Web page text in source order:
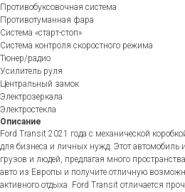
Противобуксовочная система
Противотуманная фара
Система «старт-стоп»
Система контроля скоростного режима
Тюнер/радио
Усилитель руля
Центральный замок
Электрозеркала
Электростекла
Описание
Ford Transit 2021 года с механической
для бизнеса и личных нужд. Этот автомобиль
грузов и людей, предлагая много
авто из Европы и получите отличную
активного отдыха. Ford Transit отличается